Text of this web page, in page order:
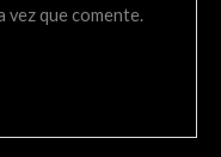
vez que comente.